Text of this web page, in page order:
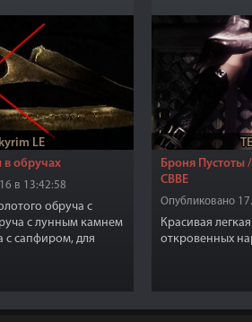
LE
в обручах
в 13:42:58
обруча с
с лунным камнем
с сапфиром, для
Броня Пустоты
CBBE
Опубликовано
Красивая
откровенных